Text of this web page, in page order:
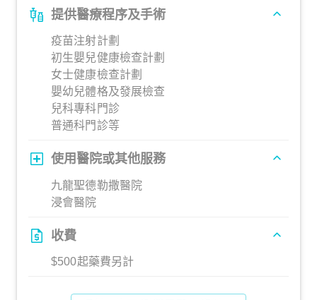
提供醫療程序及手術
疫苗注射計劃
初生嬰兒健康檢查計劃
女士健康檢查計劃
嬰幼兒體格及發展檢查
兒科專科門診
普通科門診等
使用醫院或其他服務
九龍聖德勒撒醫院
浸會醫院
收費
$500起藥費另計